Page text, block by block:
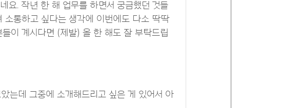
요. 작년 한 해 업무를 하면서 궁금했던 것들
통하고 싶다는 생각에 이번에도 다소 딱딱
이 계시다면 (제발) 올 한 해도 잘 부탁드립
는데 그중에 소개해드리고 싶은 게 있어서 아